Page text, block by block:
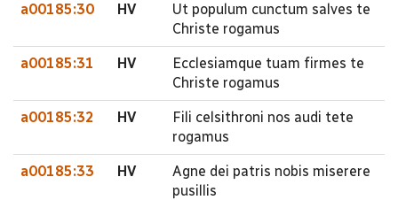
a00185:30 HV
Ut populum cunctum salves te
Christe rogamus
a00185:31 HV
Ecclesiamque tuam firmes te
Christe rogamus
a00185:32 HV
Fili celsithroni nos audi tete
rogamus
a00185:33 HV
Agne dei patris nobis miserere
pusillis